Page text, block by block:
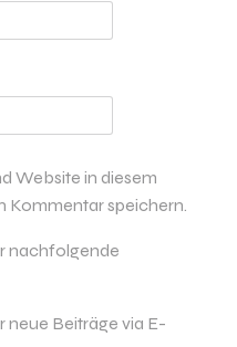
Website in diesem
Kommentar speichern.
nachfolgende
Beiträge via E-